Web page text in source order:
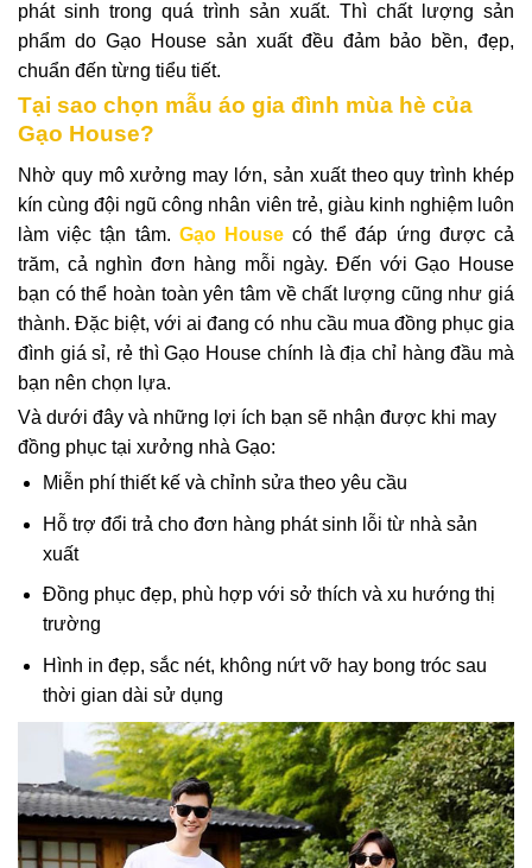
phát sinh trong quá trình sản xuất. Thì chất lượng sản
phẩm do Gạo House sản xuất đều đảm bảo bền, đẹp,
chuẩn đến từng tiểu tiết.
Tại sao chọn mẫu áo gia đình mùa hè của
Gạo House?
Nhờ quy mô xưởng may lớn, sản xuất theo quy trình khép
kín cùng đội ngũ công nhân viên trẻ, giàu kinh nghiệm luôn
làm việc tận tâm. Gạo Housecó thể đáp ứng được cả
trăm, cả nghìn đơn hàng mỗi ngày. Đến với Gạo House
bạn có thể hoàn toàn yên tâm về chất lượng cũng như giá
thành. Đặc biệt, với ai đang có nhu cầu mua đồng phục gia
đình giá sỉ, rẻ thì Gạo House chính là địa chỉ hàng đầu mà
bạn nên chọn lựa.
Và dưới đây và những lợi ích bạn sẽ nhận được khi may
đồng phục tại xưởng nhà Gạo:
Miễn phí thiết kế và chỉnh sửa theo yêu cầu
Hỗ trợ đổi trả cho đơn hàng phát sinh lỗi từ nhà sản
xuất
Đồng phục đẹp, phù hợp với sở thích và xu hướng thị
trường
Hình in đẹp, sắc nét, không nứt vỡ hay bong tróc sau
thời gian dài sử dụng